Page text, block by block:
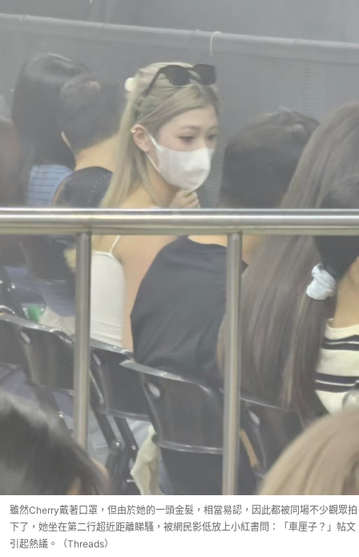
雖然Cherry戴著口罩，但由於她的一頭金髮，相當易認，因此都被同場不少觀眾拍
下了，她坐在第二行超近距離睇騷，被網民影低放上小紅書問：「車厘子？」帖文
引起熱議。（Threads）